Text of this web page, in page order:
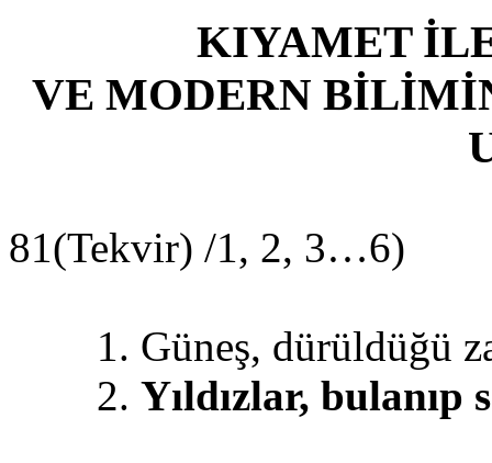
KIYAMET
VE MODERN
81(Tekvir) /1, 2, 3…6)
1. Güneş,
2. Yıldızlar, bulanıp